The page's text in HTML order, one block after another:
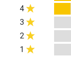
4
3
2
1